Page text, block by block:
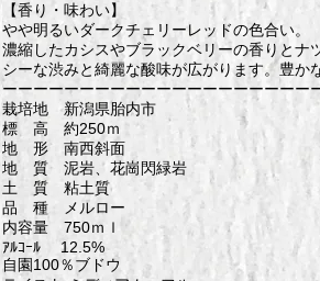
【香り・味わい】
やや明るいダークチェリーレッドの色合い。
濃縮したカシスやブラックベリーの香りとナ
シーな渋みと綺麗な酸味が広がります。豊か
ーーーーーーーーーーーーーーーーーーーー
栽培地 新潟県胎内市
標 高 約250ｍ
地 形 南西斜面
地 質 泥岩、花崗閃緑岩
土 質 粘土質
品 種 メルロー
内容量 750ｍｌ
ｱﾙｺｰﾙ 12.5%
自園100％ブドウ